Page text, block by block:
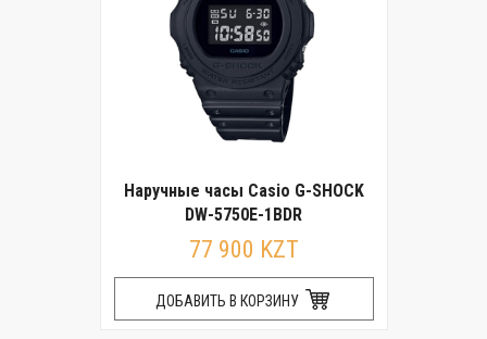
Наручные часы Casio G-SHOCK
DW-5750E-1BDR
77 900 KZT
ДОБАВИТЬ В КОРЗИНУ